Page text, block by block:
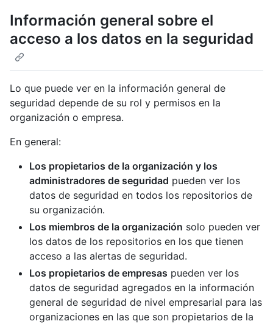
Información general sobre el
acceso a los datos en la seguridad
Lo que puede ver en la información general de
seguridad depende de su rol y permisos en la
organización o empresa.
En general:
Los propietarios de la organización y los
administradores de seguridad pueden ver los
datos de seguridad en todos los repositorios de
su organización.
Los miembros de la organización solo pueden ver
los datos de los repositorios en los que tienen
acceso a las alertas de seguridad.
Los propietarios de empresas pueden ver los
datos de seguridad agregados en la información
general de seguridad de nivel empresarial para las
organizaciones en las que son propietarios de la